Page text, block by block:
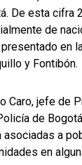
De esta cifra
de
en
y Fontibón.
Caro, jefe de
de
asociadas a
en